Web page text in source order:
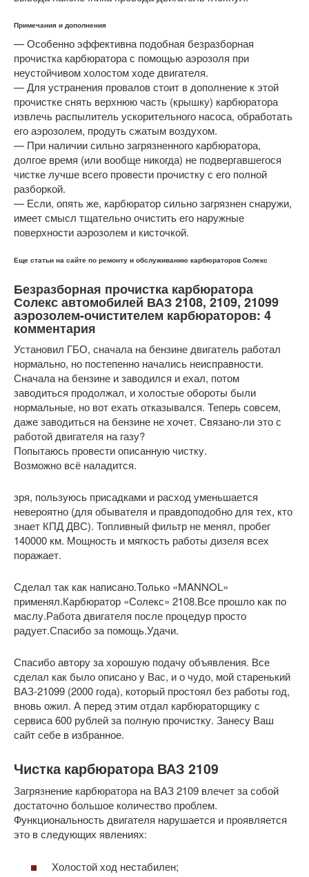
Примечания и дополнения
— Особенно эффективна подобная безразборная
прочистка карбюратора с помощью аэрозоля при
неустойчивом холостом ходе двигателя.
— Для устранения провалов стоит в дополнение к этой
прочистке снять верхнюю часть (крышку) карбюратора
извлечь распылитель ускорительного насоса, обработать
его аэрозолем, продуть сжатым воздухом.
— При наличии сильно загрязненного карбюратора,
долгое время (или вообще никогда) не подвергавшегося
чистке лучше всего провести прочистку с его полной
разборкой.
— Если, опять же, карбюратор сильно загрязнен снаружи,
имеет смысл тщательно очистить его наружные
поверхности аэрозолем и кисточкой.
Еще статьи на сайте по ремонту и обслуживанию карбюраторов Солекс
Безразборная прочистка карбюратора
Солекс автомобилей ВАЗ 2108, 2109, 21099
аэрозолем-очистителем карбюраторов: 4
комментария
Установил ГБО, сначала на бензине двигатель работал
нормально, но постепенно начались неисправности.
Сначала на бензине и заводился и ехал, потом
заводиться продолжал, и холостые обороты были
нормальные, но вот ехать отказывался. Теперь совсем,
даже заводиться на бензине не хочет. Связано-ли это с
работой двигателя на газу?
Попытаюсь провести описанную чистку.
Возможно всё наладится.
зря, пользуюсь присадками и расход уменьшается
невероятно (для обывателя и правдоподобно для тех, кто
знает КПД ДВС). Топливный фильтр не менял, пробег
140000 км. Мощность и мягкость работы дизеля всех
поражает.
Сделал так как написано.Только «MANNOL»
применял.Карбюратор «Солекс» 2108.Все прошло как по
маслу.Работа двигателя после процедур просто
радует.Спасибо за помощь.Удачи.
Спасибо автору за хорошую подачу объявления. Все
сделал как было описано у Вас, и о чудо, мой старенький
ВАЗ-21099 (2000 года), который простоял без работы год,
вновь ожил. А перед этим отдал карбюраторщику с
сервиса 600 рублей за полную прочистку. Занесу Ваш
сайт себе в избранное.
Чистка карбюратора ВАЗ 2109
Загрязнение карбюратора на ВАЗ 2109 влечет за собой
достаточно большое количество проблем.
Функциональность двигателя нарушается и проявляется
это в следующих явлениях:
Холостой ход нестабилен;